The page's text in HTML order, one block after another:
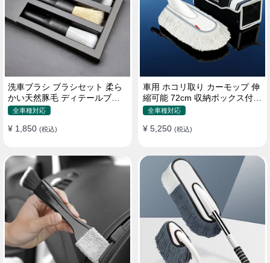
洗車ブラシ ブラシセット 柔ら
かい天然豚毛 ディテールブラ
シ 隙間ブラシ 筆タイプ
全車種対応
¥ 1,850 (税込)
車用 ホコリ取り カーモップ 伸
縮可能 72cm 収納ボックス付き
軽量・コンパクト
全車種対応
¥ 5,250 (税込)